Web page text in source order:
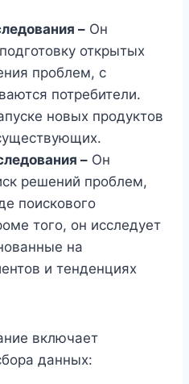
– Он
открытых
проблем, с
потребители.
новых продуктов
– Он
решений проблем,
поискового
того, он исследует
на
и тенденциях
включает
данных: